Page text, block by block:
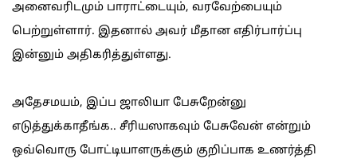
அனைவரிடமும் பாராட்டையும், வரவேற்பையும்
பெற்றுள்ளார். இதனால் அவர் மீதான எதிர்பார்ப்பு
இன்னும் அதிகரித்துள்ளது.
அதேசமயம், இப்ப ஜாலியா பேசுறேன்னு
எடுத்துக்காதீங்க.. சீரியஸாகவும் பேசுவேன் என்றும்
ஒவ்வொரு போட்டியாளருக்கும் குறிப்பாக உணர்த்தி